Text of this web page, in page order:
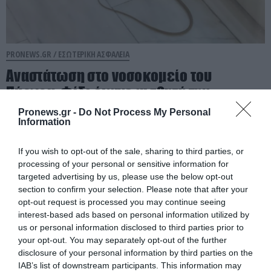
Pronews.gr - Do Not Process My Personal
Information
If you wish to opt-out of the sale, sharing to third parties, or
processing of your personal or sensitive information for
targeted advertising by us, please use the below opt-out
section to confirm your selection. Please note that after your
opt-out request is processed you may continue seeing
interest-based ads based on personal information utilized by
us or personal information disclosed to third parties prior to
your opt-out. You may separately opt-out of the further
disclosure of your personal information by third parties on the
IAB’s list of downstream participants. This information may
PRONEWS.GR / ΕΣΩΤΕΡΙΚΗ ΑΣΦΑΛΕΙΑ
Αναστάτωση στο νοσοκομείο του
Πύργου: Φίδι έκανε αισθητή την
παρουσία του στα επείγοντα
(φωτογραφίες)
07.08.2026 | 21:55